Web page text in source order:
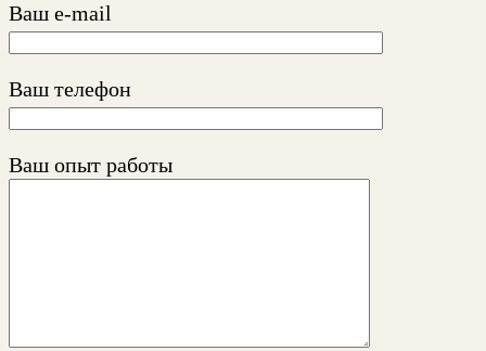
Ваш e-mail
Ваш телефон
Ваш опыт работы